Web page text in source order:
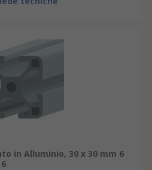
in Alluminio, 30 x 30 mm 6